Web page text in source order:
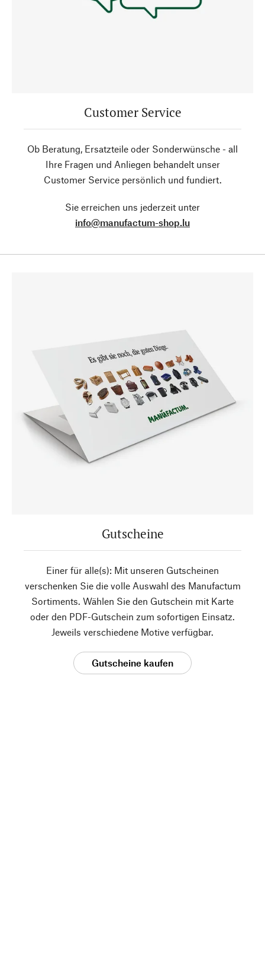
Customer Service
Ob Beratung, Ersatzteile oder Sonderwünsche - all
Ihre Fragen und Anliegen behandelt unser
Customer Service persönlich und fundiert.
Sie erreichen uns jederzeit unter
info@manufactum-shop.lu
Gutscheine
Einer für alle(s): Mit unseren Gutscheinen
verschenken Sie die volle Auswahl des Manufactum
Sortiments. Wählen Sie den Gutschein mit Karte
oder den PDF-Gutschein zum sofortigen Einsatz.
Jeweils verschiedene Motive verfügbar.
Gutscheine kaufen